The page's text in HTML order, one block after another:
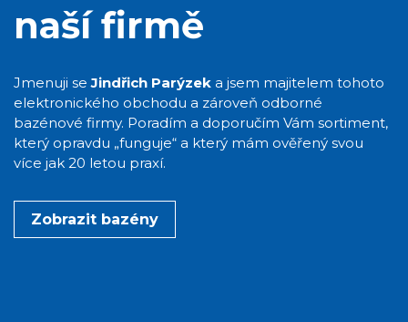
naší firmě
Jmenuji seJindřich Parýzek a jsem majitelem tohoto
elektronického obchodu a zároveň odborné
bazénové firmy. Poradím a doporučím Vám sortiment,
který opravdu „funguje“ a který mám ověřený svou
více jak 20 letou praxí.
Zobrazit bazény